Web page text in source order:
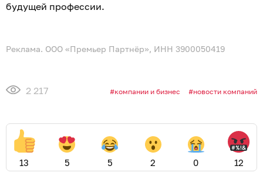
будущей профессии.
Реклама. ООО «Премьер Партнёр», ИНН 3900050419
2 217 компании и бизнес новости компаний
13 5 5 2 0 12